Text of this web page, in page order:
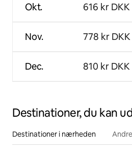
Okt.
Nov.
Dec.
616 kr DKK
778 kr DKK
810 kr DKK
Destinationer, du kan
Destinationer i nærheden